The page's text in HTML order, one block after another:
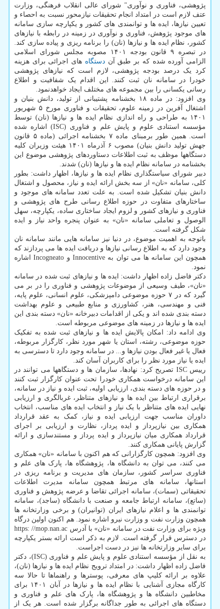
پژوهشی، فناوری و نوآوری" شورای عالی انقلاب فرهنگی، وزارت
عتف لازم است در امتداد انجام تحقیقات نیازمحور نسبت به احصاء و
تعیین نیازها، ایده ها و توانمندی های کشور و یکپارچه سازی سامانه
های موجود پژوهش، فناوری و نوآوری در زمینه در رابطه با نیازهای
کشور، نظام ایده ها و نیازها (نان) را برنامه ریزی و پیاده سازی کند.
در تبصره ۹ قانون بودجه ۱۴۰۱ مصوبه مجلس شورای اسلامی
الزامی آورده شده که بر طبق آندستگاه های اجرائی برای هزینه
کرد یک درصد بودجه پژوهشی، لازم است که نیازهای پژوهشی
خودرا در سامانه نان ثبت کنند. این اقدام یک شفافیت و اطلاع
رسانی یکسانی را بین مجموعه های مختلف ایجاد خواهدنمود.
وی افزود: در ماده ۱۸ بخشنامه پشتیبانی از تولید، دانش بنیان و
اشتغال آفرین در زمینه علوم، تحقیقات و فناوری مورخ ۵ شهریور
۱۴۰۱ به طراحی و راه اندازی نظام ایده ها و نیازها (نان) توسط
مؤسسه استنادی علوم و پایش علم و فناوری (ISC) اشاره شده
است. همین طور برمبنای ماده ۷ بخشنامه اجرائی (ماده ۵ قانون
جهش تولید دانش بنیان) مصوب ۶ آذرماه ۱۴۰۱ هیئت وزیران کلیه
دستگاهها موظف به ثبت اطلاعات دستاوردهای پژوهشی موضوع این
بخشنامه در سامانه نظام ایده ها و نیازها (نان) شدند.
دبیر شورای سیاستگذاری نظام ایده ها و نیازها، اظهار داشت: بطور
کلی، سامانه «نان» از سه بخش ارائه ایده و نیاز، محصول و اشتغال
دانش بنیان تشکیل شده است. به علت تعدد سامانه های موجود و
ساختارهای متفاوت در حوزه اطلاع رسانی طرح های پژوهشی و
فناوری و نیازهای کشور و لزوم ایجاد ساختاری ساده، یکپارچه، سهل
الوصول و تعاملی سامانه «نان» به عنوان پنجره واحد نیاز و ایده
شکل گرفته است.
باتوجه به اهمیت موضوع، در دنیا نیز سامانه هایی مانند سامانه نان
وجود دارد که به اطلاع رسانی نیازها و دریافت ایده ها می پردازند که
همچون این سامانه ها می توان به Innocentive و Incogneato اشاره
نمود.
دکتر فاضل زاده اظهار داشت: ایده ها و نیازهای ثبت شده در سامانه
«نان»، طیف وسیعی از موضوعات پژوهشی و فناوری را در بر می
گیرد که در ۷ حوزه موضوعی دامپزشکی، علوم انسانی، علوم پایه،
فنی و مهندسی، هنر، کشاورزی و منابع طبیعی و علوم بهداشت
دسته بندی شده اند و یکی از اقدامات دبیرخانه «نان» دسته بندی این
ایده ها و نیازها در زمینه های موضوعی مربوطه است.
وی ادامه داد: امکان پالایش ایده ها و نیازهای ثبت شده به تفکیک
حوزه موضوعی، رشته، استان یا شهر مورد نظر، کارگزار مربوطه،
فعال یا غیر فعال بودن نیازها و... در سامانه وجود دارد تا دسترسی به
ایده یا نیاز مورد نظر را برای کاربران آسان کند.
رییس ISC تصریح کرد: نهادها، سازمان ها و دستگاهها می توانند در
این سامانه درخواست همکاری خودرا تحت عنوان کارگزار ثبت کنند
و در حوزه های دسته بندی، ارزیابی اولیه، ثبت ایده و نیاز در سامانه،
برقراری ارتباط بین ایده ها و نیازهای متناظر، غربالگری و ارزیابی
نهایی ایده های متناظر با یک نیاز و انتخاب ایده های مناسب، انتخاب
داوران مناسب جهت ارزیابی ایده و نیاز، کمک به عقد قرارداد
همکاری بین نیازپرداز و ایده پرداز، نظارت و ارزیابی بر اجرای
قرارداد همکاری میان نیازپرداز و ایده پرداز و مستندسازی و ارائه
گزارش پایانی همکاری کنند.
وی افزود: همچون کارگزارانی که هم اکنون با سامانه «نان» همکاری
می کنند، می توان به دانشگاه ها، پژوهشگاه ها، پارک های علم و
فناوری سراسر کشور، سازمان های مدیریت و برنامه ریزی در
استانها، سامانه های مرتبط همچون سامانه مدیرت اطلاعات
تحقیقاتی (سمات)، سامانه اجرائی تقاضا و عرضه پژوهش و فناوری
(ساتع)، سامانه ارتباط جامعه و صنعت با دانشگاه (ساجد)، سامانه
توانمندی ها و اعلام نیازهای ایران (توانیران) و برخی وزارتخانه ها
همچون وزارت نفت و وزارت نیرو اشاره نمود. هم اکنون اولین درگاه
ویژه برای وزارت نفت در سامانه «نان» با آدرس https: //mop.nan.ac
در دسترس قرار گرفته است. لازم به ذکر است ارائه بستر یکپارچه
برای سایر وزارتخانه ها نیز در دست اجراست.
به نقل از مؤسسه استنادی علوم و پایش علم و فناوری (ISC)، دکتر
فاضل زاده اظهار داشت: در امتداد ترویج نظام ایده ها و نیازها (نان)،
علاوه بر ارائه کلیپ های معرفی، پوسترها و راهنماها تا حالا سه
کارگاه مجازی آشنایی با نظام ایده ها و نیازها در آبان ۱۴۰۱ برای
مخاطبین دانشگاه ها و پژوهشگاه ها، پارک های علم و فناوری و
دستگاه های اجرائی به طور جداگانه برگزار شده است. هر یک از